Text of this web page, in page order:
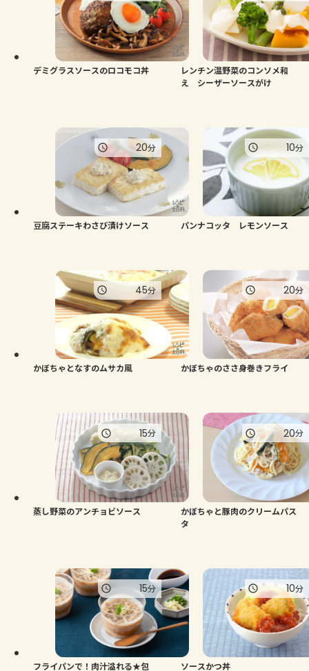
デミグラスソースのロコモコ丼
レンチン温野菜のコンソメ和
え シーザーソースがけ
豆腐ステーキわさび漬けソース
20分
パンナコッタ レモンソース
10分
かぼちゃとなすのムサカ風
45分
かぼちゃのささ身巻きフライ
20分
蒸し野菜のアンチョビソース
15分
かぼちゃと豚肉のクリームパス
タ
20分
フライパンで！肉汁溢れる★包
15分
ソースかつ丼
10分